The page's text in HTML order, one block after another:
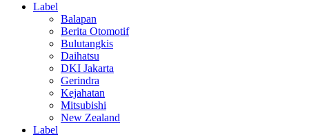
Label
Balapan
Berita Otomotif
Bulutangkis
Daihatsu
DKI Jakarta
Gerindra
Kejahatan
Mitsubishi
New Zealand
Label